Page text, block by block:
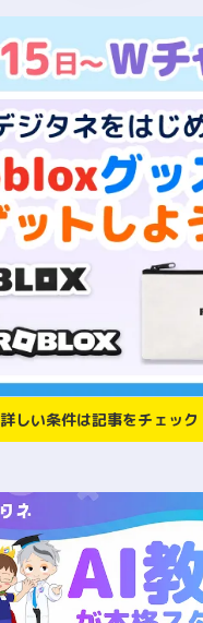
詳しい条件は記事をチェッ